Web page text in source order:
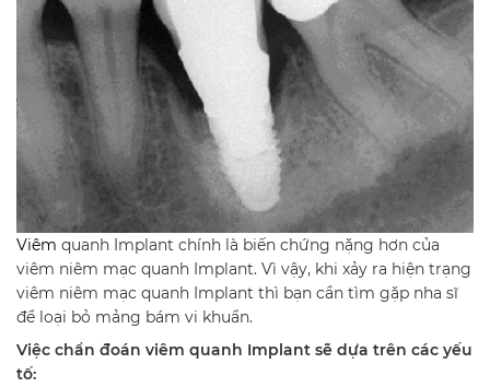
Viêm quanh Implant chính là biến chứng nặng hơn của
viêm niêm mạc quanh Implant. Vì vậy, khi xảy ra hiện trạng
viêm niêm mạc quanh Implant thì bạn cần tìm gặp nha sĩ
để loại bỏ mảng bám vi khuẩn.
Việc chẩn đoán viêm quanh Implant sẽ dựa trên các yếu
tố: